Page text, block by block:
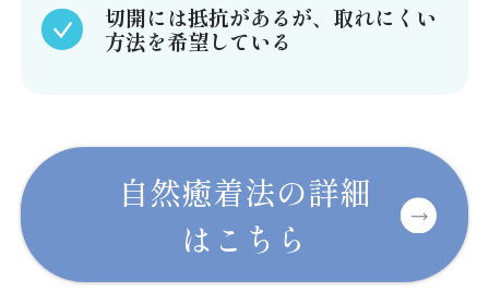
切開には抵抗があるが、取れにくい
方法を希望している
自然癒着法の詳細
はこちら